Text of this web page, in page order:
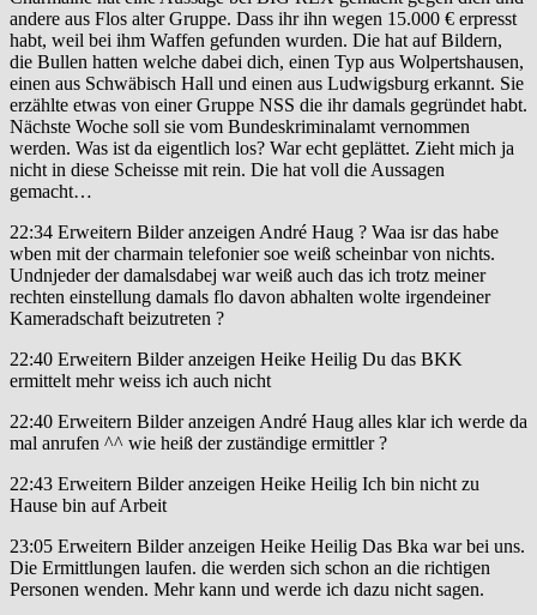
andere aus Flos alter Gruppe. Dass ihr ihn wegen 15.000 € erpresst
habt, weil bei ihm Waffen gefunden wurden. Die hat auf Bildern,
die Bullen hatten welche dabei dich, einen Typ aus Wolpertshausen,
einen aus Schwäbisch Hall und einen aus Ludwigsburg erkannt. Sie
erzählte etwas von einer Gruppe NSS die ihr damals gegründet habt.
Nächste Woche soll sie vom Bundeskriminalamt vernommen
werden. Was ist da eigentlich los? War echt geplättet. Zieht mich ja
nicht in diese Scheisse mit rein. Die hat voll die Aussagen
gemacht…
22:34 Erweitern Bilder anzeigen André Haug ? Waa isr das habe
wben mit der charmain telefonier soe weiß scheinbar von nichts.
Undnjeder der damalsdabej war weiß auch das ich trotz meiner
rechten einstellung damals flo davon abhalten wolte irgendeiner
Kameradschaft beizutreten ?
22:40 Erweitern Bilder anzeigen Heike Heilig Du das BKK
ermittelt mehr weiss ich auch nicht
22:40 Erweitern Bilder anzeigen André Haug alles klar ich werde da
mal anrufen ^^ wie heiß der zuständige ermittler ?
22:43 Erweitern Bilder anzeigen Heike Heilig Ich bin nicht zu
Hause bin auf Arbeit
23:05 Erweitern Bilder anzeigen Heike Heilig Das Bka war bei uns.
Die Ermittlungen laufen. die werden sich schon an die richtigen
Personen wenden. Mehr kann und werde ich dazu nicht sagen.